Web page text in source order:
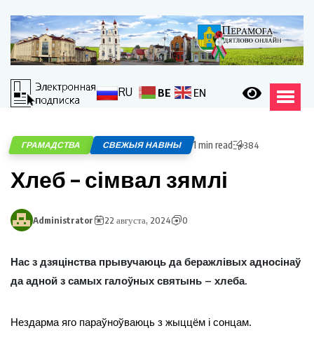
RU BE EN
ГРАМАДСТВА СВЕЖЫЯ НАВІНЫ 1 min read 384
Хлеб – сімвал зямлі
Administrator 22 августа, 2024 0
Нас з дзяцінства прывучаюць да беражлівых адносінаў
да адной з самых галоўных святынь – хлеба.
Нездарма яго параўноўваюць з жыццём і сонцам.